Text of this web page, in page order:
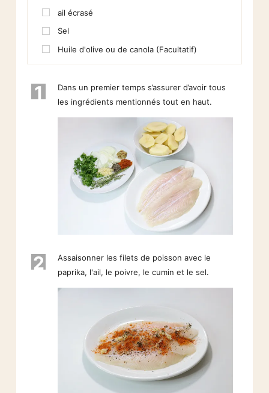
ail écrasé
Sel
Huile d'olive ou de canola (Facultatif)
1
Dans un premier temps s’assurer d’avoir tous
les ingrédients mentionnés tout en haut.
2
Assaisonner les filets de poisson avec le
paprika, l'ail, le poivre, le cumin et le sel.